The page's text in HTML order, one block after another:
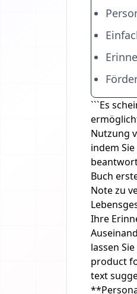
```Es
Nutzung
indem
Buch
Note zu
Ihre
lassen
product
text